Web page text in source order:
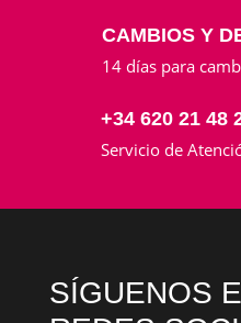
CAMBIOS Y
14 días para
+34 620 21 48
Servicio de
SÍGUENOS